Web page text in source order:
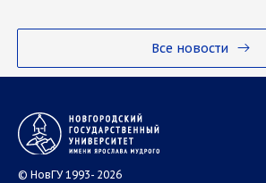
Все новости
© НовГУ 1993- 2026